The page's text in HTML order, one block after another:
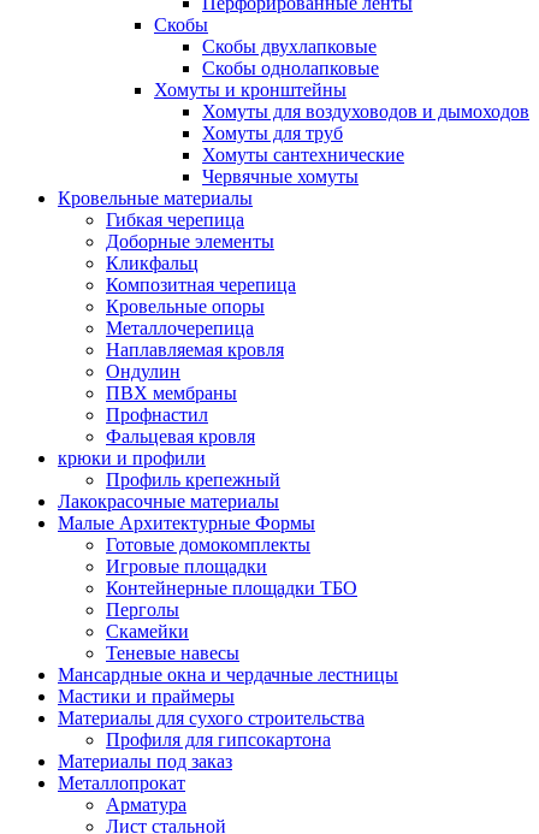
Скобы
Скобы двухлапковые
Скобы однолапковые
Хомуты и кронштейны
Хомуты для воздуховодов и дымоходов
Хомуты для труб
Хомуты сантехнические
Червячные хомуты
Кровельные материалы
Гибкая черепица
Доборные элементы
Кликфальц
Композитная черепица
Кровельные опоры
Металлочерепица
Наплавляемая кровля
Ондулин
ПВХ мембраны
Профнастил
Фальцевая кровля
крюки и профили
Профиль крепежный
Лакокрасочные материалы
Малые Архитектурные Формы
Готовые домокомплекты
Игровые площадки
Контейнерные площадки ТБО
Перголы
Скамейки
Теневые навесы
Мансардные окна и чердачные лестницы
Мастики и праймеры
Материалы для сухого строительства
Профиля для гипсокартона
Материалы под заказ
Металлопрокат
Арматура
Лист стальной